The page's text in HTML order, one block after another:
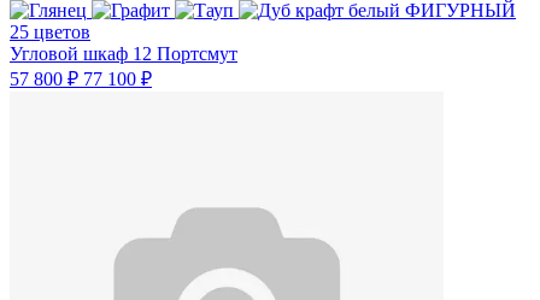
25 цветов
Угловой шкаф 12 Портсмут
57 800 ₽ 77 100 ₽